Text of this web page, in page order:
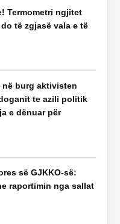
Termometri ngjitet
të zgjasë vala e të
në burg aktivisten
te azili politik
e dënuar për
së GJKKO-së:
raportimin nga sallat